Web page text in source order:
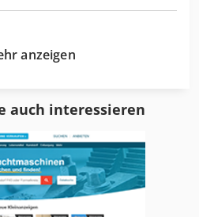
anzeigen
auch interessieren